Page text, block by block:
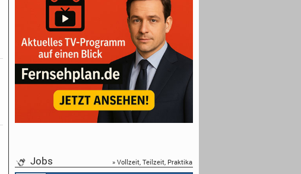
Jobs » Vollzeit, Teilzeit, Praktika